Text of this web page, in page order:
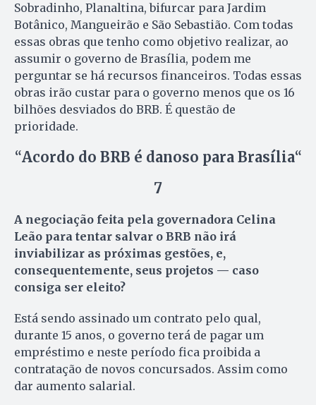
Sobradinho, Planaltina, bifurcar para Jardim
Botânico, Mangueirão e São Sebastião. Com todas
essas obras que tenho como objetivo realizar, ao
assumir o governo de Brasília, podem me
perguntar se há recursos financeiros. Todas essas
obras irão custar para o governo menos que os 16
bilhões desviados do BRB. É questão de
prioridade.
“Acordo do BRB é danoso para Brasília“
7
A negociação feita pela governadora Celina
Leão para tentar salvar o BRB não irá
inviabilizar as próximas gestões, e,
consequentemente, seus projetos — caso
consiga ser eleito?
Está sendo assinado um contrato pelo qual,
durante 15 anos, o governo terá de pagar um
empréstimo e neste período fica proibida a
contratação de novos concursados. Assim como
dar aumento salarial.